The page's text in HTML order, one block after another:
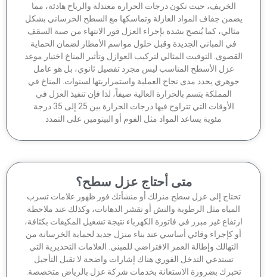
الخريف، حيث تكون درجات الحرارة معتدلة والرياح هادئة، مما
جفاف المواد العازلة وتماسكها مع السطح الخرساني بشكل
كما يُنصح بشدة بإجراء العزل فور الانتهاء من صبة السقف
في المباني الجديدة وقبل حلول مواسم الأمطار لضمان الحماية
التوقيت المثالي لتركيب العوازل وتأثير المناخ اختيار موعد
عزل الأسطح المناسب ليس مجرد تفصيل ثانوي، بل هو عامل
يحدد مدى نجاح العملية واستمراريتها لسنوات. المناخ في
المملكة يتسم بالحرارة العالية صيفاً، لذا فإن تنفيذ العزل في
الأوقات التي تتراوح فيها درجات الحرارة بين 25 إلى 35 درجة
مئوية يساعد المواد مثل الفوم أو البيتومين على التمدد
متى أحتاج عزل سطح؟
إلى عزل سطح منزلك أو منشأتك فور ظهور علامات تسرب
مثل الرطوبة والنش أو تقشر الدهانات، وكذلك عند ملاحظة
غير مبرر في فاتورة الكهرباء نتيجة تشغيل المكيفات بكثافة،
كإجراء وقائي أساسي عند بناء منزل جديد لحماية الخرسانة من
وإطالة العمر الافتراضي للمبنى. العلامات التحذيرية التي
تستدعي التدخل الفوري هناك إشارات واضحة لا تقبل التأجيل
بضرورة الاستعانة بخدمات شركة عزل بالرياض متخصصة.